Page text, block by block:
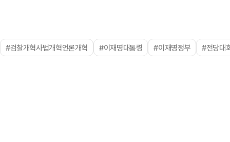
#검찰개혁사법개혁언론개혁 #이재명대통령 #이재명정부 #전당대